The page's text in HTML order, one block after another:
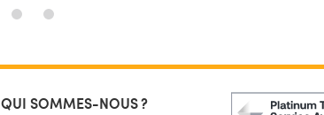
QUI SOMMES-NOUS ?